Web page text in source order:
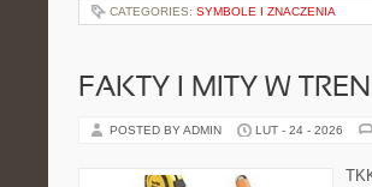
CATEGORIES: SYMBOLE I ZNACZENIA
FAKTY I MITY W
POSTED BY ADMIN LUT - 24 - 2026